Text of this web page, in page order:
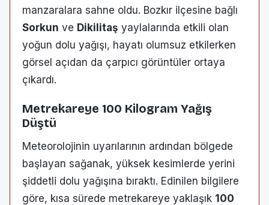
manzaralara sahne oldu. Bozkır ilçesine bağlı
Sorkun ve Dikilitaş yaylalarında etkili olan
yoğun dolu yağışı, hayatı olumsuz etkilerken
görsel açıdan da çarpıcı görüntüler ortaya
çıkardı.
Metrekareye 100 Kilogram Yağış
Düştü
Meteorolojinin uyarılarının ardından bölgede
başlayan sağanak, yüksek kesimlerde yerini
şiddetli dolu yağışına bıraktı. Edinilen bilgilere
göre, kısa sürede metrekareye yaklaşık 100